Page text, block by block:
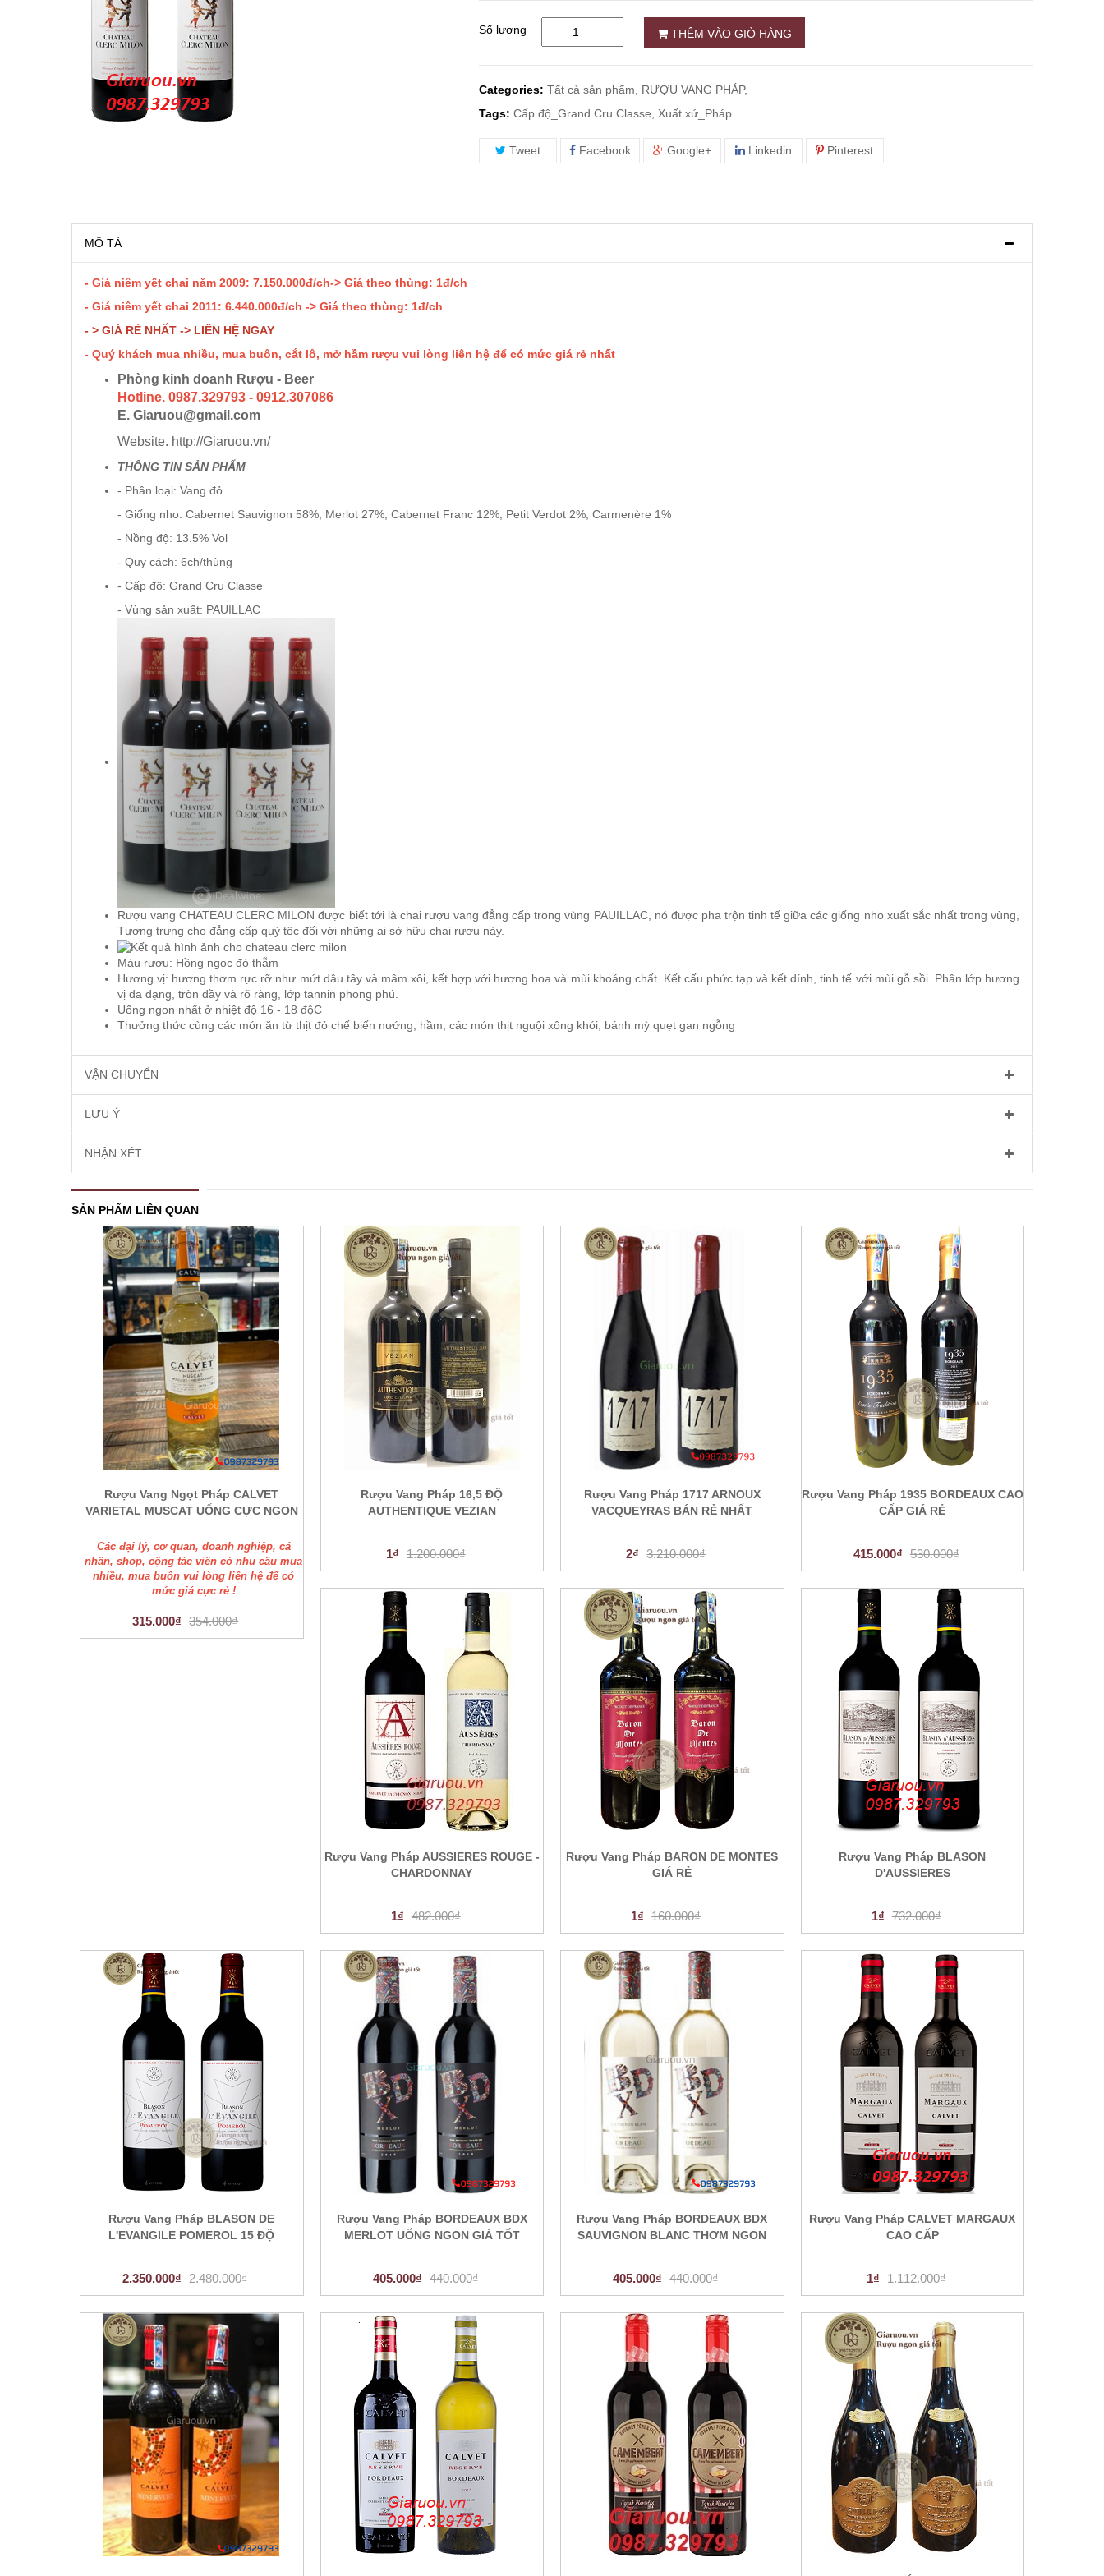
RƯỢU VANG MỸ
RƯỢU VANG NGỌT
RƯỢU VANG BỊCH
RƯỢU SỮA
RƯỢU CHAMPANGNE
RƯỢU WHISKY
RƯỢU XO BRANDY
RƯỢU VODKA
RƯỢU COGNAC
RƯỢU VANG ĐÀ LẠT
BIA NGOẠI
TRỐNG RƯỢU
Vang Newzeland giá rẻ nhất
Rượu Vang Argentina
VANG CANADA ICEWINE
RƯỢU VANG NAM PHI
Rượu Vang BỒ ĐÀO NHA
RƯỢU VANG ROMANIA GIÁ
RƯỢU VANG ĐỨC
Số lượng THÊM VÀO GIỎ HÀNG
Categories: Tất cả sản phẩm,
RƯỢU VANG PHÁP,
Tags: Cấp độ_Grand Cru Classe, Xuất xứ_Pháp.
Tweet Facebook Google+ Linkedin Pinterest
MÔ TẢ
- Giá niêm yết chai năm 2009: 7.150.000đ/ch-> Giá theo thùng: 1đ/ch
- Giá niêm yết chai 2011: 6.440.000đ/ch -> Giá theo thùng: 1đ/ch
- > GIÁ RẺ NHẤT -> LIÊN HỆ NGAY
- Quý khách mua nhiều, mua buôn, cắt lô, mở hầm rượu vui lòng liên hệ để có mức giá rẻ nhất
Phòng kinh doanh Rượu - Beer
Hotline. 0987.329793 - 0912.307086
E. Giaruou@gmail.com
Website. http://Giaruou.vn/
THÔNG TIN SẢN PHẨM
- Phân loại: Vang đỏ
- Giống nho: Cabernet Sauvignon 58%, Merlot 27%, Cabernet Franc 12%, Petit Verdot 2%, Carmenère 1%
- Nồng độ: 13.5% Vol
- Quy cách: 6ch/thùng
- Cấp độ: Grand Cru Classe
- Vùng sản xuất: PAUILLAC
Rượu vang CHATEAU CLERC MILON được biết tới là chai rượu vang đẳng cấp trong vùng PAUILLAC, nó được pha trộn tinh tế giữa các giống nho xuất sắc nhất trong vùng,
Tượng trưng cho đẳng cấp quý tộc đối với những ai sở hữu chai rượu này.
Màu rượu: Hồng ngọc đỏ thẫm
Hương vị: hương thơm rực rỡ như mứt dâu tây và mâm xôi, kết hợp với hương hoa và mùi khoáng chất. Kết cấu phức tạp và kết dính, tinh tế với mùi gỗ sồi. Phân lớp hương
vị đa dạng, tròn đầy và rõ ràng, lớp tannin phong phú.
Uống ngon nhất ở nhiệt độ 16 - 18 độC
Thưởng thức cùng các món ăn từ thịt đỏ chế biến nướng, hầm, các món thịt nguội xông khói, bánh mỳ quẹt gan ngỗng
VẬN CHUYỂN
LƯU Ý
NHẬN XÉT
SẢN PHẨM LIÊN QUAN
Rượu Vang Ngọt Pháp CALVET
VARIETAL MUSCAT UỐNG CỰC NGON
Các đại lý, cơ quan, doanh nghiệp, cá
nhân, shop, cộng tác viên có nhu cầu mua
nhiều, mua buôn vui lòng liên hệ để có
mức giá cực rẻ !
315.000₫ 354.000₫
Rượu Vang Pháp 16,5 ĐỘ
AUTHENTIQUE VEZIAN
1₫ 1.200.000₫
Rượu Vang Pháp 1717 ARNOUX
VACQUEYRAS BÁN RẺ NHẤT
2₫ 3.210.000₫
Rượu Vang Pháp 1935 BORDEAUX CAO
CẤP GIÁ RẺ
415.000₫ 530.000₫
Rượu Vang Pháp AUSSIERES ROUGE -
CHARDONNAY
1₫ 482.000₫
Rượu Vang Pháp BARON DE MONTES
GIÁ RẺ
1₫ 160.000₫
Rượu Vang Pháp BLASON
D'AUSSIERES
1₫ 732.000₫
Rượu Vang Pháp BLASON DE
L'EVANGILE POMEROL 15 ĐỘ
2.350.000₫ 2.480.000₫
Rượu Vang Pháp BORDEAUX BDX
MERLOT UỐNG NGON GIÁ TỐT
405.000₫ 440.000₫
Rượu Vang Pháp BORDEAUX BDX
SAUVIGNON BLANC THƠM NGON
405.000₫ 440.000₫
Rượu Vang Pháp CALVET MARGAUX
CAO CẤP
1₫ 1.112.000₫